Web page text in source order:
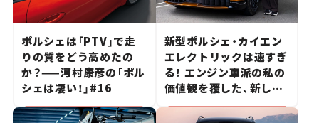
ポルシェは「PTV」で走
りの質をどう高めたの
か？——河村康彦の「ポル
シェは凄い！」#16
新型ポルシェ・カイエン
エレクトリックは速すぎ
る！ エンジン車派の私の
価値観を覆した、新しい
ポルシェの走り。